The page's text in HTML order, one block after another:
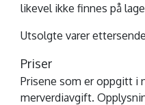
likevel ikke finnes på
Utsolgte varer
Priser
Prisene som er oppgitt i
merverdiavgift.